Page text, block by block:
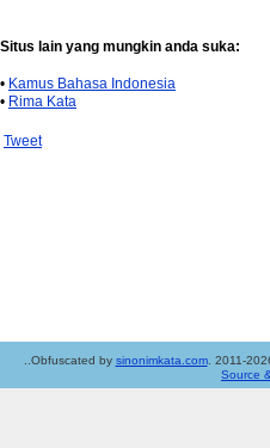
Situs lain yang mungkin anda suka:
• Kamus Bahasa Indonesia
• Rima Kata
Tweet
..Obfuscated by sinonimkata.com. 2011-
Source